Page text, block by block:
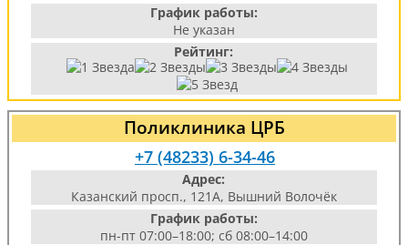
График работы:
Не указан
Рейтинг:
Поликлиника ЦРБ
+7 (48233) 6-34-46
Адрес:
Казанский просп., 121А, Вышний Волочёк
График работы:
пн-пт 07:00–18:00; сб 08:00–14:00